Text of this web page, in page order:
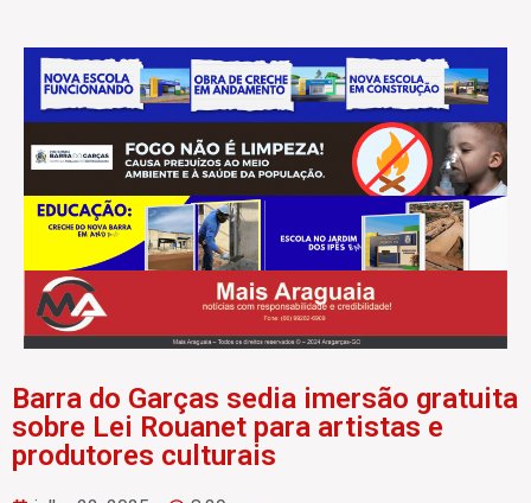
Barra do Garças sedia imersão gratuita
sobre Lei Rouanet para artistas e
produtores culturais